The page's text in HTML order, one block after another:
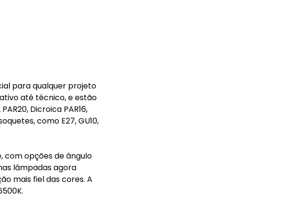
para qualquer projeto
até técnico, e estão
Dicroica PAR16,
como E27, GU10,
com opções de ângulo
lâmpadas agora
mais fiel das cores. A